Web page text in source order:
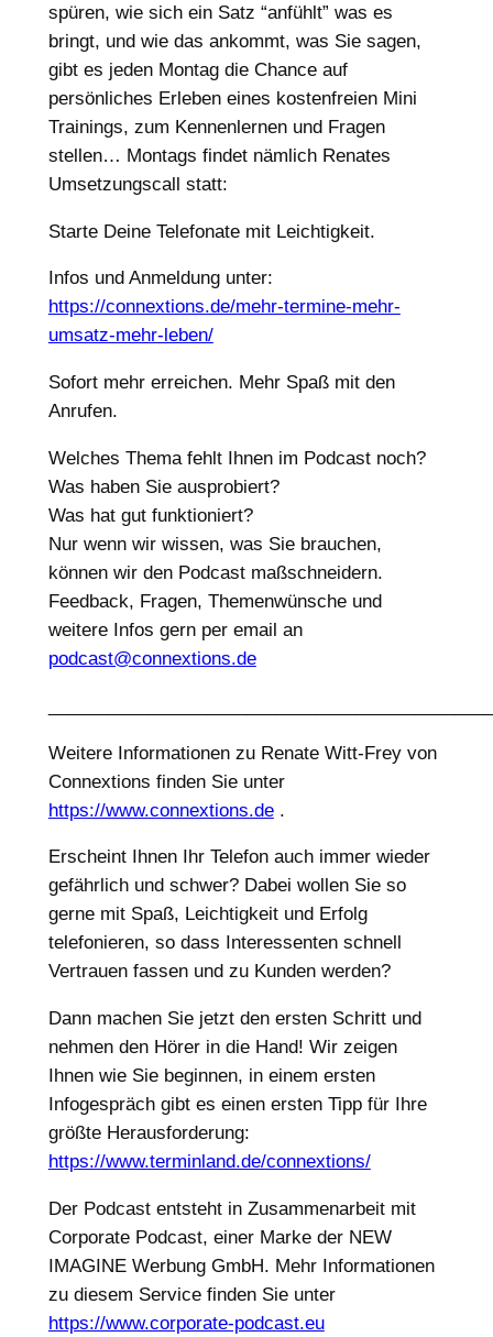
spüren, wie sich ein Satz “anfühlt” was es
bringt, und wie das ankommt, was Sie sagen,
gibt es jeden Montag die Chance auf
persönliches Erleben eines kostenfreien Mini
Trainings, zum Kennenlernen und Fragen
stellen… Montags findet nämlich Renates
Umsetzungscall statt:
Starte Deine Telefonate mit Leichtigkeit.
Infos und Anmeldung unter:
https://connextions.de/mehr-termine-mehr-
umsatz-mehr-leben/
Sofort mehr erreichen. Mehr Spaß mit den
Anrufen.
Welches Thema fehlt Ihnen im Podcast noch?
Was haben Sie ausprobiert?
Was hat gut funktioniert?
Nur wenn wir wissen, was Sie brauchen,
können wir den Podcast maßschneidern.
Feedback, Fragen, Themenwünsche und
weitere Infos gern per email an
podcast@connextions.de
Weitere Informationen zu Renate Witt-Frey von
Connextions finden Sie unter
https://www.connextions.de.
Erscheint Ihnen Ihr Telefon auch immer wieder
gefährlich und schwer? Dabei wollen Sie so
gerne mit Spaß, Leichtigkeit und Erfolg
telefonieren, so dass Interessenten schnell
Vertrauen fassen und zu Kunden werden?
Dann machen Sie jetzt den ersten Schritt und
nehmen den Hörer in die Hand! Wir zeigen
Ihnen wie Sie beginnen, in einem ersten
Infogespräch gibt es einen ersten Tipp für Ihre
größte Herausforderung:
https://www.terminland.de/connextions/
Der Podcast entsteht in Zusammenarbeit mit
Corporate Podcast, einer Marke der NEW
IMAGINE Werbung GmbH. Mehr Informationen
zu diesem Service finden Sie unter
https://www.corporate-podcast.eu